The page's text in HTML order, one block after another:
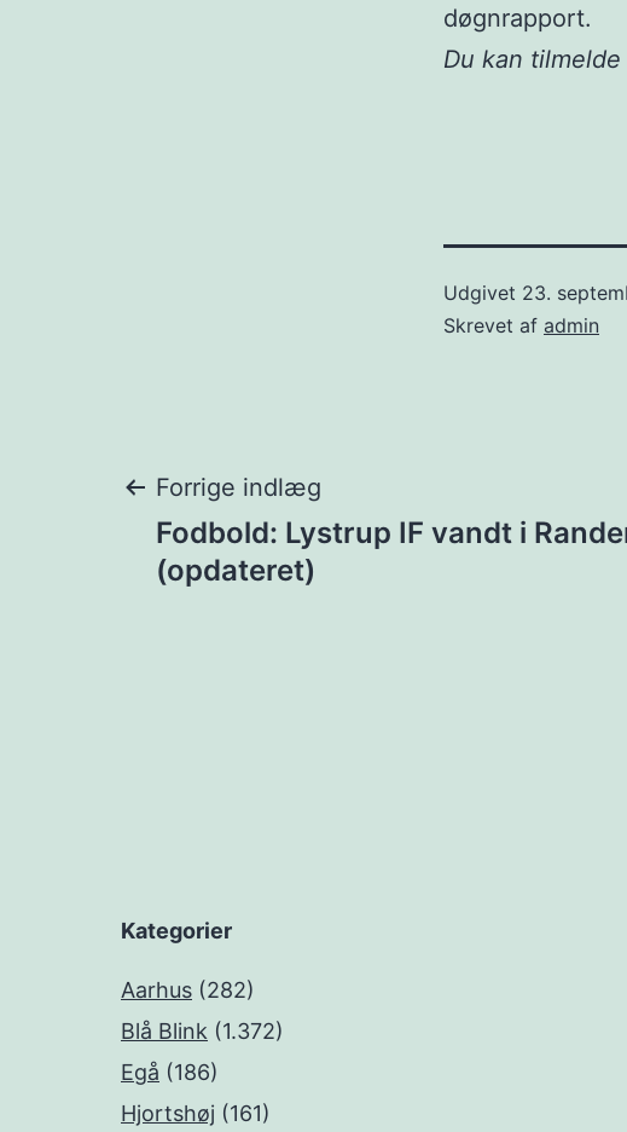
døgnrapport.
Du kan
Udgivet 23.
Skrevet af admin
Indlægsnavigation
Forrige indlæg
Fodbold: Lystrup IF vandt i
(opdateret)
Kategorier
Aarhus (282)
Blå Blink (1.372)
Egå (186)
Hjortshøj (161)